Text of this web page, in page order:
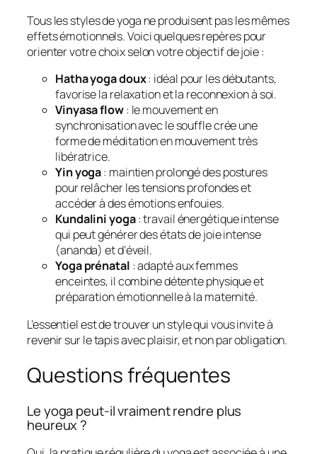
Tous les styles de yoga ne produisent pas les mêmes
effets émotionnels. Voici quelques repères pour
orienter votre choix selon votre objectif de joie :
Hatha yoga doux: idéal pour les débutants,
favorise la relaxation et la reconnexion à soi.
Vinyasa flow: le mouvement en
synchronisation avec le souffle crée une
forme de méditation en mouvement très
libératrice.
Yin yoga: maintien prolongé des postures
pour relâcher les tensions profondes et
accéder à des émotions enfouies.
Kundalini yoga: travail énergétique intense
qui peut générer des états de joie intense
(ananda) et d’éveil.
Yoga prénatal : adapté aux femmes
enceintes, il combine détente physique et
préparation émotionnelle à la maternité.
L’essentiel est de trouver un style qui vous invite à
revenir sur le tapis avec plaisir, et non par obligation.
Questions fréquentes
Le yoga peut-il vraiment rendre plus
heureux ?